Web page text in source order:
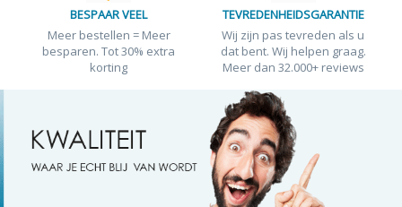
BESPAAR VEEL
Meer bestellen = Meer
besparen. Tot 30% extra
korting
TEVREDENHEIDSGARANTIE
Wij zijn pas tevreden als u
dat bent. Wij helpen graag.
Meer dan 32.000+ reviews